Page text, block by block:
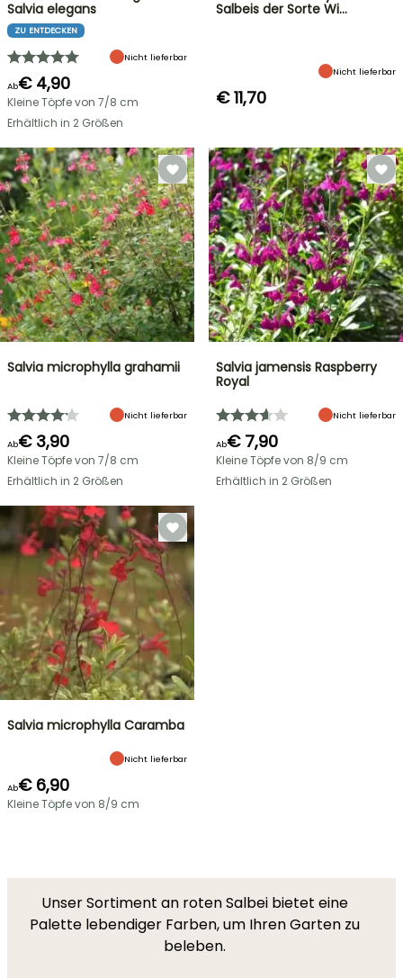
Salvia elegans
ZU ENTDECKEN
Nicht lieferbar
Ab€ 4,90
Kleine Töpfe von 7/8 cm
Erhältlich in 2 Größen
Salbeis der Sorte Wi…
Nicht lieferbar
€ 11,70
Salvia microphylla grahamii
Nicht lieferbar
Ab€ 3,90
Kleine Töpfe von 7/8 cm
Erhältlich in 2 Größen
Salvia jamensis Raspberry
Royal
Nicht lieferbar
Ab€ 7,90
Kleine Töpfe von 8/9 cm
Erhältlich in 2 Größen
Salvia microphylla Caramba
Nicht lieferbar
Ab€ 6,90
Kleine Töpfe von 8/9 cm
Unser Sortiment an roten Salbei bietet eine
Palette lebendiger Farben, um Ihren Garten zu
beleben.